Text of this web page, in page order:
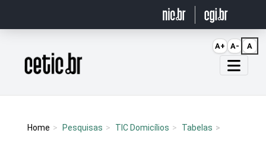
Página inicial
Home Pesquisas TIC Domicílios Tabelas
A+ A- A